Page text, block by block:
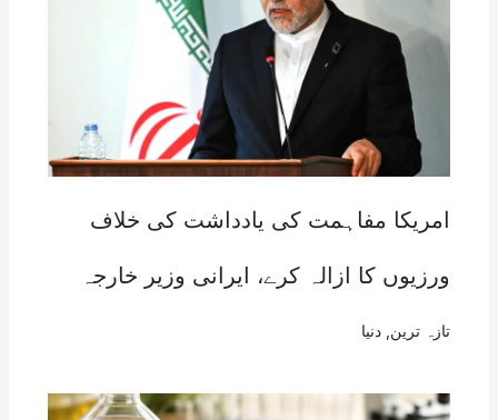
امریکا مفاہمت کی یادداشت کی خلاف
ورزیوں کا ازالہ کرے، ایرانی وزیر خارجہ
تازہ ترین دنیا